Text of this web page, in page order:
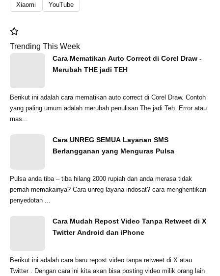
Xiaomi
YouTube
Trending This Week
Cara Mematikan Auto Correct di Corel Draw -
Merubah THE jadi TEH
Berikut ini adalah cara mematikan auto correct di Corel Draw. Contoh
yang paling umum adalah merubah penulisan The jadi Teh. Error atau
mas...
Cara UNREG SEMUA Layanan SMS
Berlangganan yang Menguras Pulsa
Pulsa anda tiba – tiba hilang 2000 rupiah dan anda merasa tidak
pernah memakainya? Cara unreg layana indosat? cara menghentikan
penyedotan ...
Cara Mudah Repost Video Tanpa Retweet di X
Twitter Android dan iPhone
Berikut ini adalah cara baru repost video tanpa retweet di X atau
Twitter . Dengan cara ini kita akan bisa posting video milik orang lain